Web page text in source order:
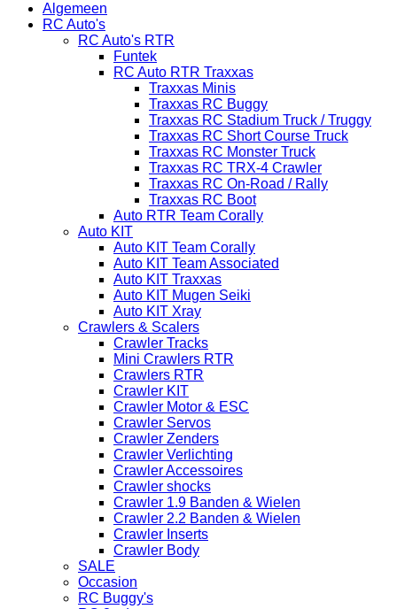
Algemeen
RC Auto's
RC Auto's RTR
Funtek
RC Auto RTR Traxxas
Traxxas Minis
Traxxas RC Buggy
Traxxas RC Stadium Truck / Truggy
Traxxas RC Short Course Truck
Traxxas RC Monster Truck
Traxxas RC TRX-4 Crawler
Traxxas RC On-Road / Rally
Traxxas RC Boot
Auto RTR Team Corally
Auto KIT
Auto KIT Team Corally
Auto KIT Team Associated
Auto KIT Traxxas
Auto KIT Mugen Seiki
Auto KIT Xray
Crawlers & Scalers
Crawler Tracks
Mini Crawlers RTR
Crawlers RTR
Crawler KIT
Crawler Motor & ESC
Crawler Servos
Crawler Zenders
Crawler Verlichting
Crawler Accessoires
Crawler shocks
Crawler 1.9 Banden & Wielen
Crawler 2.2 Banden & Wielen
Crawler Inserts
Crawler Body
SALE
Occasion
RC Buggy's